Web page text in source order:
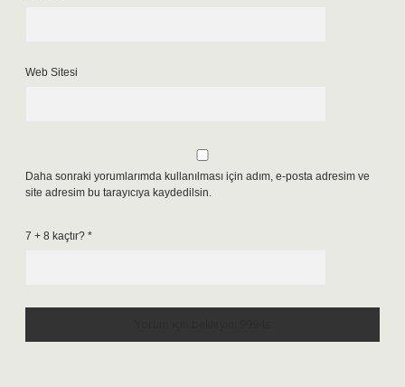
Web Sitesi
Daha sonraki yorumlarımda kullanılması için adım, e-posta adresim ve
site adresim bu tarayıcıya kaydedilsin.
7 + 8 kaçtır? *